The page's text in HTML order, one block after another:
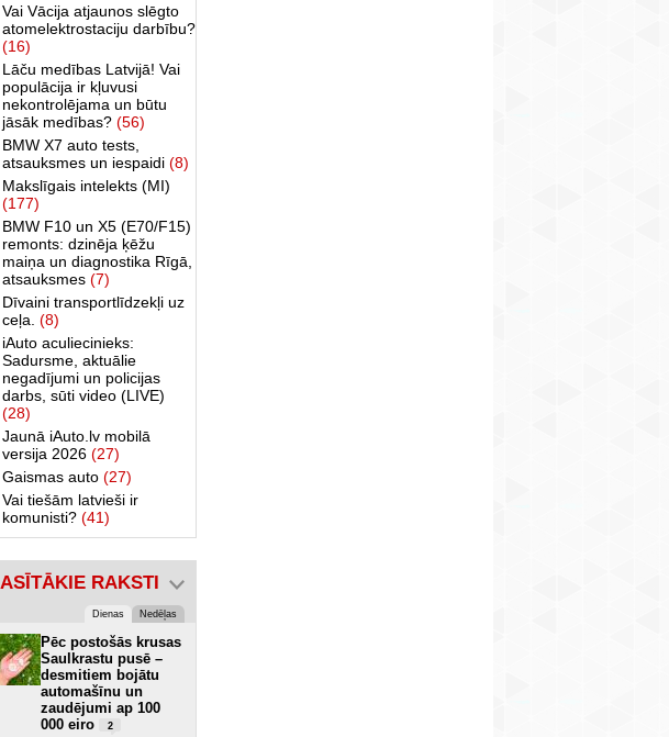
Vai Vācija atjaunos slēgto
atomelektrostaciju darbību?
(16)
Lāču medības Latvijā! Vai
populācija ir kļuvusi
nekontrolējama un būtu
jāsāk medības? (56)
BMW X7 auto tests,
atsauksmes un iespaidi (8)
Makslīgais intelekts (MI)
(177)
BMW F10 un X5 (E70/F15)
remonts: dzinēja ķēžu
maiņa un diagnostika Rīgā,
atsauksmes (7)
Dīvaini transportlīdzekļi uz
ceļa. (8)
iAuto aculiecinieks:
Sadursme, aktuālie
negadījumi un policijas
darbs, sūti video (LIVE)
(28)
Jaunā iAuto.lv mobilā
versija 2026 (27)
Gaismas auto (27)
Vai tiešām latvieši ir
komunisti? (41)
RAKSTI
Dienas Nedēļas
Pēc postošās krusas
Saulkrastu pusē –
desmitiem bojātu
automašīnu un
zaudējumi ap 100
000 eiro
2